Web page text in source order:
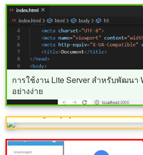
การใช้งาน Lite Server สำหรับพัฒนา
อย่างง่าย
การใช้งานรูปแบบข้อความวันที่และเ
strtotime() ใน php